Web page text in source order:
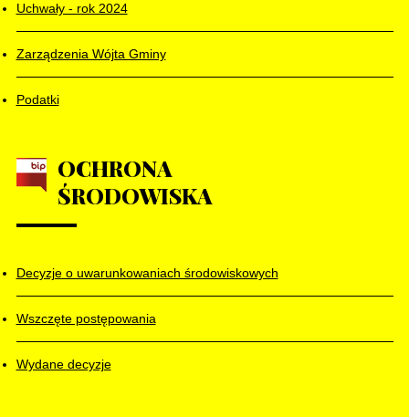
Uchwały - rok 2024
Zarządzenia Wójta Gminy
Podatki
OCHRONA
ŚRODOWISKA
Decyzje o uwarunkowaniach środowiskowych
Wszczęte postępowania
Wydane decyzje